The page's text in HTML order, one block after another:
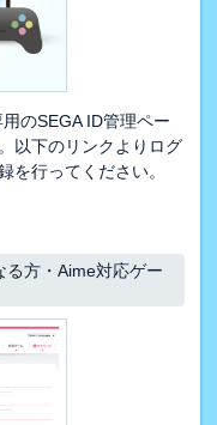
のSEGA ID管理ペー
以下のリンクよりログ
を行ってください。
る方・Aime対応ゲー